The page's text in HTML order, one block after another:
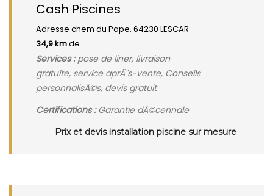
Cash Piscines
Adresse chem du Pape, 64230 LESCAR
34,9 kmde
Services :pose de liner, livraison
gratuite, service aprÃ¨s-vente, Conseils
personnalisÃ©s, devis gratuit
Certifications :Garantie dÃ©cennale
Prix et devis installation piscine sur mesure